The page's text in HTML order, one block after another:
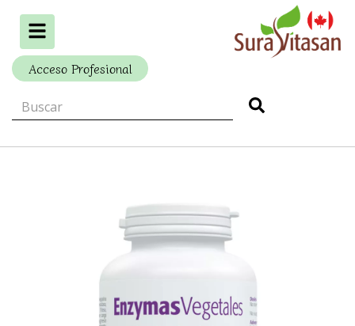
Alternar
navegación
Acceso Profesional